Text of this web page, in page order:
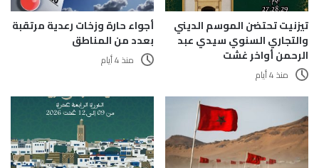
تيزنيت تحتضن الموسم الديني
والتجاري السنوي سيدي عبد
الرحمن أواخر غشت
منذ 4 أيام
أجواء حارة وزخات رعدية مرتقبة
بعدد من المناطق
منذ 4 أيام